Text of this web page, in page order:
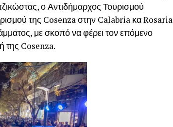
ο Αντιδήμαρχος Τουρισμού
της Cosenza στην Calabria κα Rosaria
με σκοπό να φέρει τον επόμενο
της Cosenza.